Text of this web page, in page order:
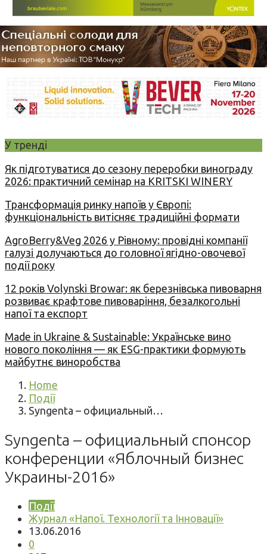
У тренді
Як підготуватися до сезону переробки винограду
2026: практичний семінар на KRITSKI WINERY
Трансформація ринку напоїв у Європі:
функціональність витісняє традиційні формати
AgroBerry&Veg 2026 у Рівному: провідні компанії
галузі долучаються до головної ягідно-овочевої
події року
12 років Volynski Browar: як березнівська пивоварня
розвиває крафтове пивоваріння, безалкогольні
напої та експорт
Made in Ukraine & Sustainable: Українське вино
нового покоління — як ESG-практики формують
майбутнє виноробства
Home
Події
Syngenta – официальный…
Syngenta – официальный спонсор
конференции «Яблочный бизнес
Украины-2016»
Події
Журнал «Напої. Технології та Інновації»
13.06.2016
0